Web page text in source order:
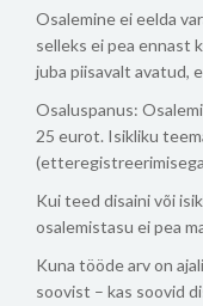
Osalemine ei eelda
selleks ei pea ennast
juba piisavalt avatud,
Osaluspanus:
25 eurot. Isikliku
Kui teed disaini või
osalemistasu ei pea
Kuna tööde arv on
soovist – kas soovid